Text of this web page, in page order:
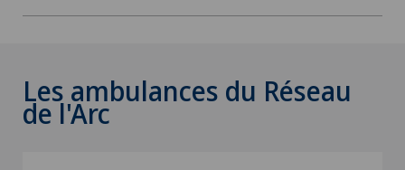
Les ambulances du Réseau
de l'Arc